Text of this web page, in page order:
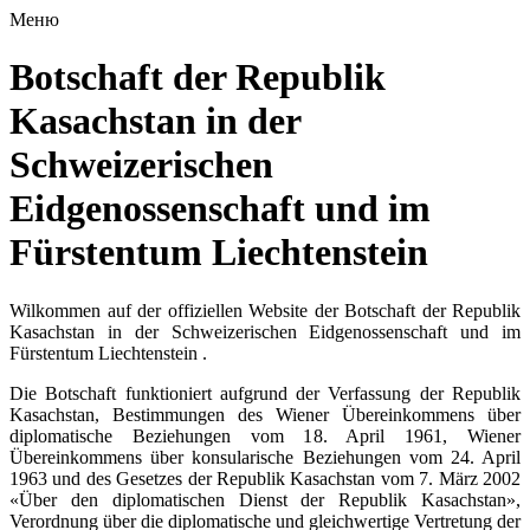
Меню
Botschaft der Republik
Kasachstan in der
Schweizerischen
Eidgenossenschaft und im
Fürstentum Liechtenstein
Wilkommen auf der offiziellen Website der Botschaft der Republik
Kasachstan in der Schweizerischen Eidgenossenschaft und im
Fürstentum Liechtenstein .
Die Botschaft funktioniert aufgrund der Verfassung der Republik
Kasachstan, Bestimmungen des Wiener Übereinkommens über
diplomatische Beziehungen vom 18. April 1961, Wiener
Übereinkommens über konsularische Beziehungen vom 24. April
1963 und des Gesetzes der Republik Kasachstan vom 7. März 2002
«Über den diplomatischen Dienst der Republik Kasachstan»,
Verordnung über die diplomatische und gleichwertige Vertretung der